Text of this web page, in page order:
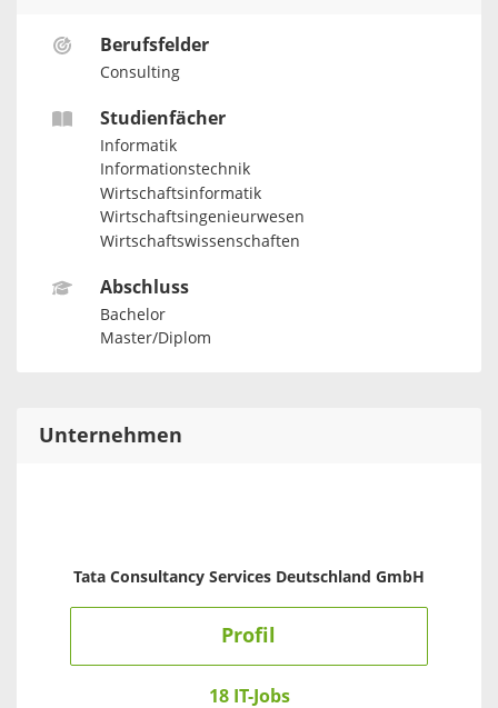
Berufsfelder
Consulting
Studienfächer
Informatik
Informationstechnik
Wirtschaftsinformatik
Wirtschaftsingenieurwesen
Wirtschaftswissenschaften
Abschluss
Bachelor
Master/Diplom
Unternehmen
Tata Consultancy Services Deutschland GmbH
Profil
18 IT-Jobs